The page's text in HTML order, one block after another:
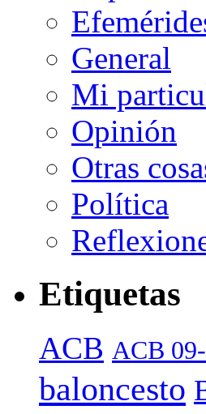
General
Mi
Opinión
Otras
Política
Etiquetas
ACB ACB
baloncesto